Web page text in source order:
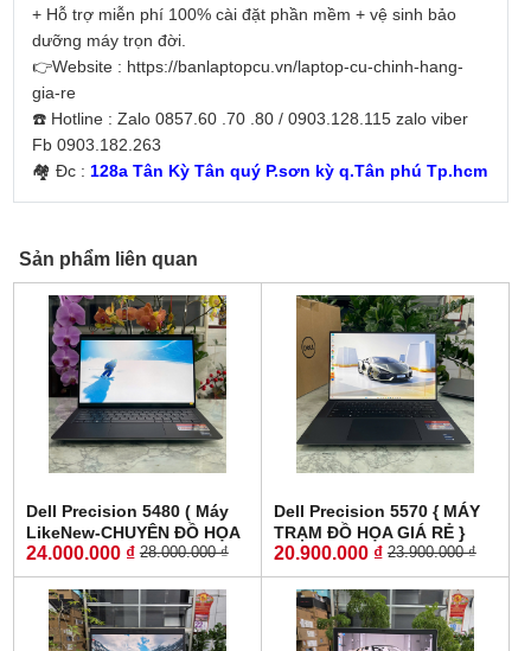
+ Hỗ trợ miễn phí 100% cài đặt phần mềm + vệ sinh bảo
dưỡng máy trọn đời.
👉Website : https://banlaptopcu.vn/laptop-cu-chinh-hang-
gia-re
☎️ Hotline : Zalo 0857.60 .70 .80 / 0903.128.115 zalo viber
Fb 0903.182.263
🏘 Đc : 128a Tân Kỳ Tân quý P.sơn kỳ q.Tân phú Tp.hcm
Sản phẩm liên quan
Dell Precision 5480 ( Máy
LikeNew-CHUYÊN ĐỒ HỌA
GIÁ RẺ )Core I7-13800H
RAM 32GB SSD 512GB RTX
A1000 6GB MÀN HÌNH : 14″
FHD IPS 60Hz
24.000.000 ₫ 28.000.000 ₫
Dell Precision 5570 { MÁY
TRẠM ĐỒ HỌA GIÁ RẺ }
CORE I7-12800H RAM 16GB
SSD 512GB NVIDIA Quadro
RTX A1000 4GB GDDR6
MÀN HÌNH : 15.6″ FHD+,
500 nits
20.900.000 ₫ 23.900.000 ₫